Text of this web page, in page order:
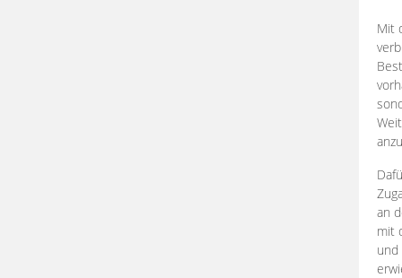
Mit
an
mit
und